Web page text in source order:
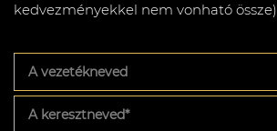
kedvezményekkel nem vonható össze)
vezetékneved
keresztneved*